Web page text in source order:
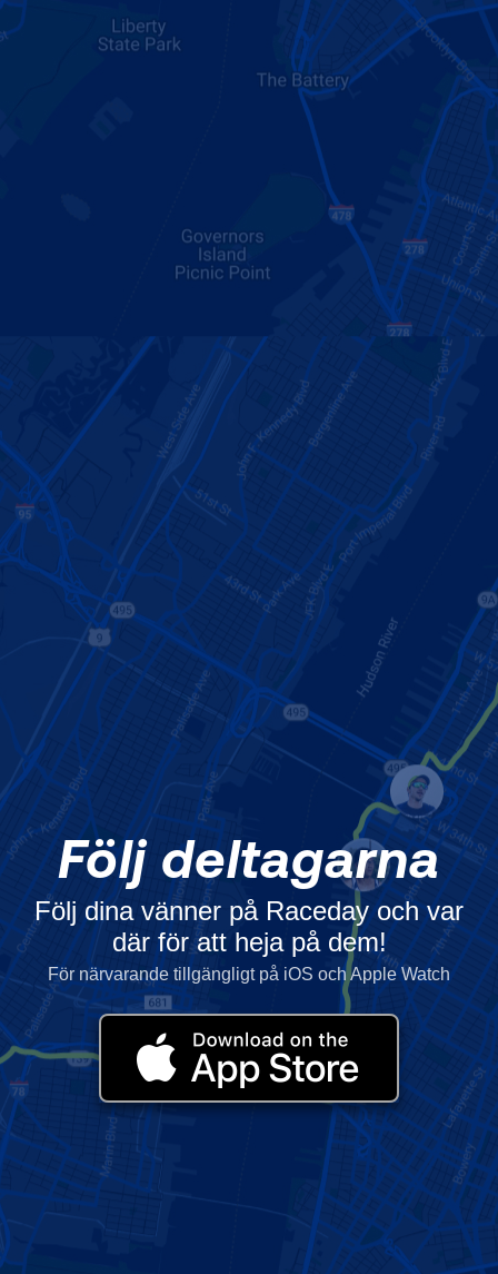
Följ deltagarna
Följ dina vänner på Raceday och var
där för att heja på dem!
För närvarande tillgängligt på iOS och Apple Watch